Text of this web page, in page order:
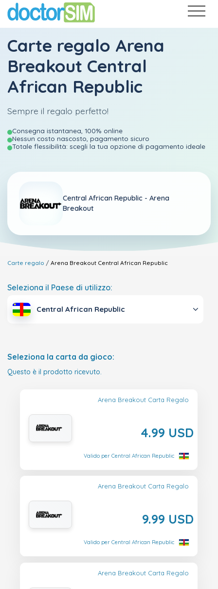
Carte regalo Arena
Breakout Central
African Republic
Sempre il regalo perfetto!
Consegna istantanea, 100% online
Nessun costo nascosto, pagamento sicuro
Totale flessibilità: scegli la tua opzione di pagamento ideale
Central African Republic -Arena
Breakout
Carte regalo Arena Breakout Central African Republic
Seleziona il Paese di utilizzo:
Central African Republic
Seleziona la carta da gioco:
Questo è il prodotto ricevuto.
Arena Breakout Carta Regalo
4.99 USD
Valido per Central African Republic
Arena Breakout Carta Regalo
9.99 USD
Valido per Central African Republic
Arena Breakout Carta Regalo